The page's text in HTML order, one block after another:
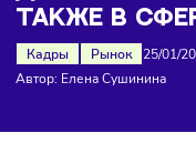
ДЛЯ
ТАКЖЕ В